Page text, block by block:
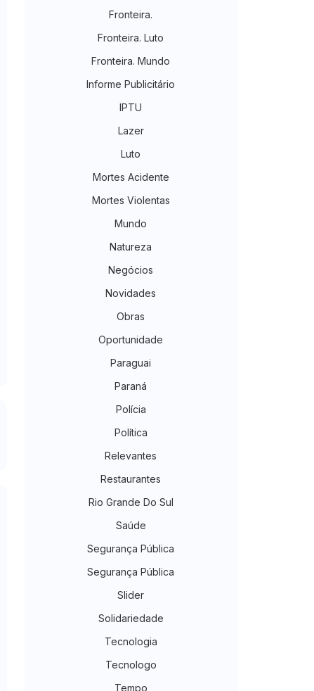
Fronteira.
Fronteira. Luto
Fronteira. Mundo
Informe Publicitário
IPTU
Lazer
Luto
Mortes Acidente
Mortes Violentas
Mundo
Natureza
Negócios
Novidades
Obras
Oportunidade
Paraguai
Paraná
Polícia
Política
Relevantes
Restaurantes
Rio Grande Do Sul
Saúde
Segurança Pública
Segurança Pública
Slider
Solidariedade
Tecnologia
Tecnologo
Tempo